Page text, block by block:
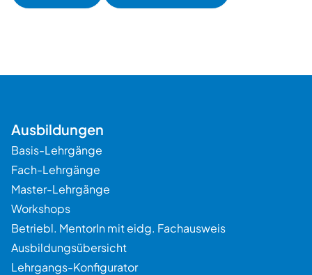
Ausbildungen
Basis-Lehrgänge
Fach-Lehrgänge
Master-Lehrgänge
Workshops
Betriebl. MentorIn mit eidg. Fachausweis
Ausbildungsübersicht
Lehrgangs-Konfigurator